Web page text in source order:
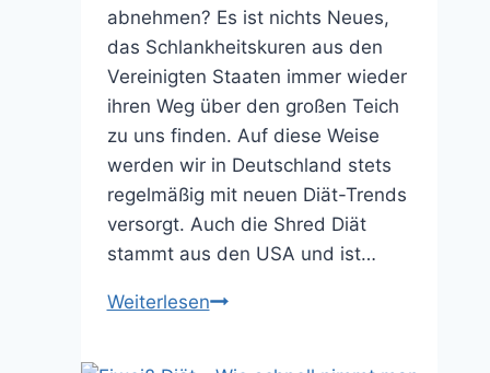
abnehmen? Es ist nichts Neues,
das Schlankheitskuren aus den
Vereinigten Staaten immer wieder
ihren Weg über den großen Teich
zu uns finden. Auf diese Weise
werden wir in Deutschland stets
regelmäßig mit neuen Diät-Trends
versorgt. Auch die Shred Diät
stammt aus den USA und ist…
WeiterlesenShred